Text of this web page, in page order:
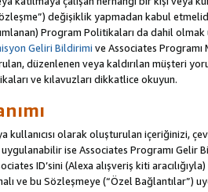
değişiklik yapmadan kabul
Program Politikaları da dahil
Geliri Bildirimi ve Associates
düzenlenen veya kaldırılan müşteri
ve kılavuzları dikkatlice okuyun.
olarak oluşturulan içeriğinizi,
ise Associates Programı
ID’sini (Alexa alışveriş kiti
ve bu Sözleşmeye (“Özel Bağlantılar”)